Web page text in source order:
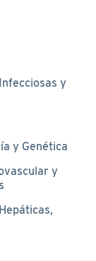
y
y Genética
y